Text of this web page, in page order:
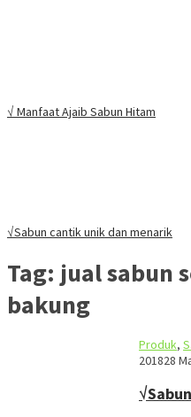
√ Manfaat Ajaib Sabun Hitam
√Sabun cantik unik dan menarik
Tag: jual sabun
bakung
Produk,
201828